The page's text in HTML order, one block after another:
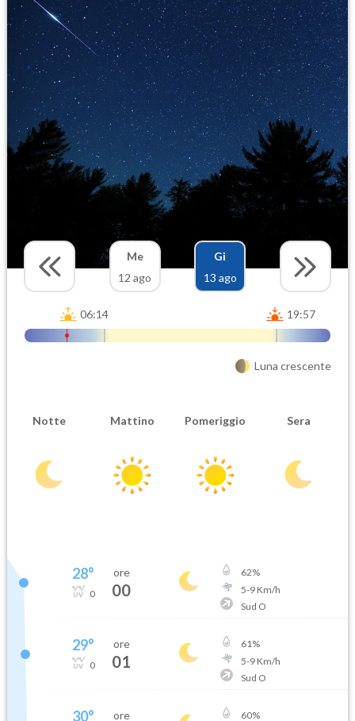
Me
12 ago
Gi
13 ago
06:14 19:57
Luna crescente
Notte Mattino Pomeriggio Sera
28°
0
ore
00
62%
5-9Km/h
Sud O
29°
0
ore
01
61%
5-9Km/h
Sud O
30° ore 60%